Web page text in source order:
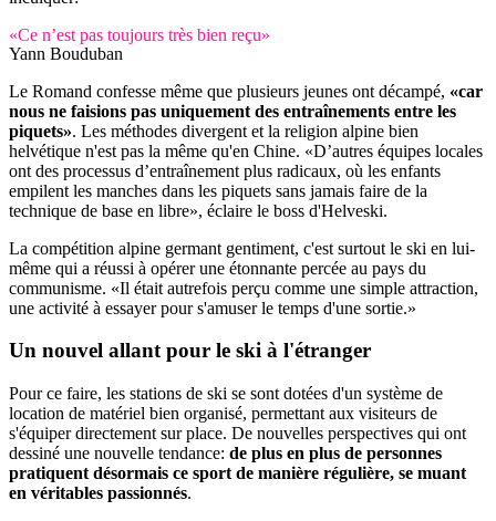
«Ce n’est pas toujours très bien reçu»
Yann Bouduban
Le Romand confesse même que plusieurs jeunes ont décampé, «car
nous ne faisions pas uniquement des entraînements entre les
piquets». Les méthodes divergent et la religion alpine bien
helvétique n'est pas la même qu'en Chine. «D’autres équipes locales
ont des processus d’entraînement plus radicaux, où les enfants
empilent les manches dans les piquets sans jamais faire de la
technique de base en libre», éclaire le boss d'Helveski.
La compétition alpine germant gentiment, c'est surtout le ski en lui-
même qui a réussi à opérer une étonnante percée au pays du
communisme. «Il était autrefois perçu comme une simple attraction,
une activité à essayer pour s'amuser le temps d'une sortie.»
Un nouvel allantpour le ski à l'étranger
Pour ce faire, les stations de ski se sont dotées d'un système de
location de matériel bien organisé, permettant aux visiteurs de
s'équiper directement sur place. De nouvelles perspectives qui ont
dessiné une nouvelle tendance: de plus en plus de personnes
pratiquent désormais ce sport de manière régulière, se muant
en véritables passionnés.